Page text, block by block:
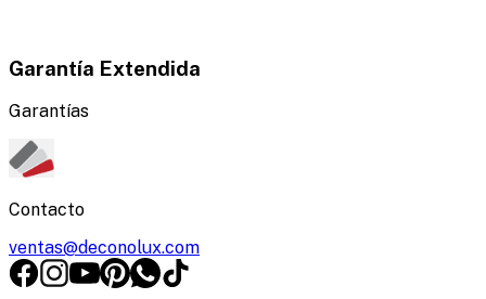
Garantía Extendida
Garantías
Contacto
ventas@deconolux.com